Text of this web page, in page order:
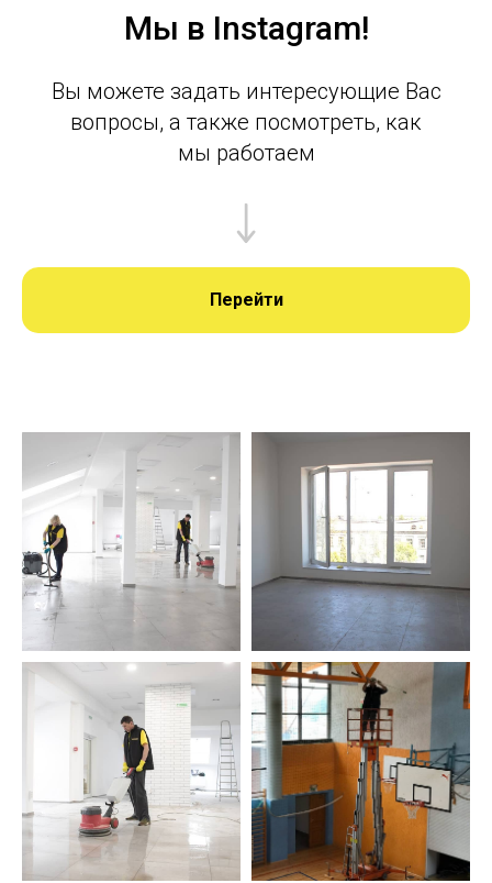
Мы в Instagram!
Вы можете задать интересующие Вас
вопросы, а также посмотреть, как
мы работаем
Перейти